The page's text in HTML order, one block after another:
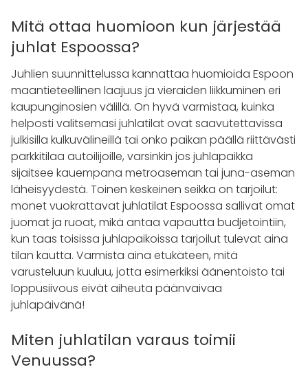
Mitä ottaa huomioon kun järjestää
juhlat Espoossa?
Juhlien suunnittelussa kannattaa huomioida Espoon
maantieteellinen laajuus ja vieraiden liikkuminen eri
kaupunginosien välillä. On hyvä varmistaa, kuinka
helposti valitsemasi juhlatilat ovat saavutettavissa
julkisilla kulkuvälineillä tai onko paikan päällä riittävästi
parkkitilaa autoilijoille, varsinkin jos juhlapaikka
sijaitsee kauempana metroaseman tai juna-aseman
läheisyydestä. Toinen keskeinen seikka on tarjoilut:
monet vuokrattavat juhlatilat Espoossa sallivat omat
juomat ja ruoat, mikä antaa vapautta budjetointiin,
kun taas toisissa juhlapaikoissa tarjoilut tulevat aina
tilan kautta. Varmista aina etukäteen, mitä
varusteluun kuuluu, jotta esimerkiksi äänentoisto tai
loppusiivous eivät aiheuta päänvaivaa
juhlapäivänä!
Miten juhlatilan varaus toimii
Venuussa?